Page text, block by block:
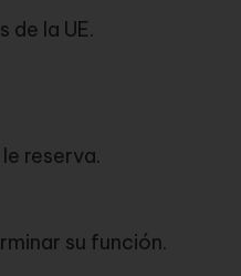
de la UE.
reserva.
su función.